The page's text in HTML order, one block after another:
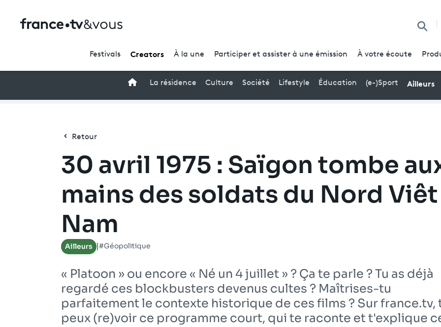
Festivals Creators À la une Participer et assister à une émission À votre écoute
Accueil
La résidence Culture Société Lifestyle Éducation (e-)Sport Ailleurs
Retour
30 avril 1975 : Saïgon tombe
mains des soldats du Nord Viêt
Nam
Ailleurs #Géopolitique
« Platoon » ou encore « Né un 4 juillet » ? Ça te parle ? Tu as déjà
regardé ces blockbusters devenus cultes ? Maîtrises-tu
parfaitement le contexte historique de ces films ? Sur france.tv,
peux (re)voir ce programme court, qui te raconte et t'explique